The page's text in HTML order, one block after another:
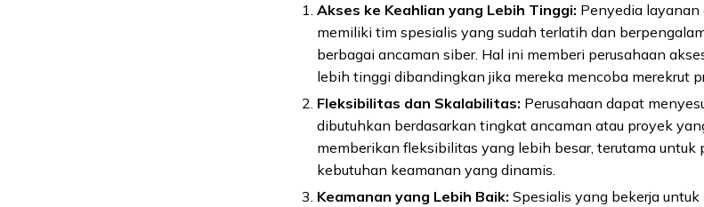
Akses ke Keahlian yang Lebih Tinggi: Penyedia layanan
memiliki tim spesialis yang sudah terlatih dan
berbagai ancaman siber. Hal ini memberi perusahaan
lebih tinggi dibandingkan jika mereka mencoba merekrut
Fleksibilitas dan Skalabilitas: Perusahaan dapat
dibutuhkan berdasarkan tingkat ancaman atau proyek
memberikan fleksibilitas yang lebih besar, terutama untuk
kebutuhan keamanan yang dinamis.
Keamanan yang Lebih Baik: Spesialis yang bekerja